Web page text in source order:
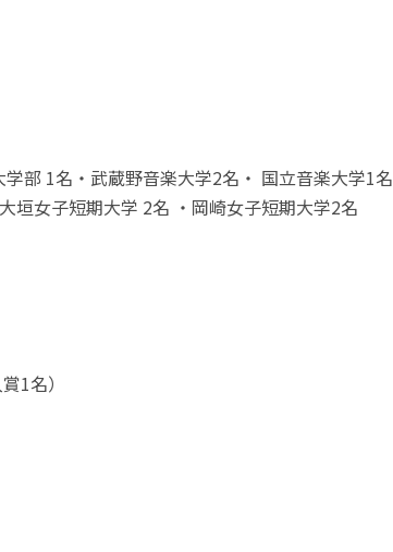
部 1名・武蔵野音楽大学2名・ 国立音楽大学1名
垣女子短期大学 2名 ・岡崎女子短期大学2名
1名）